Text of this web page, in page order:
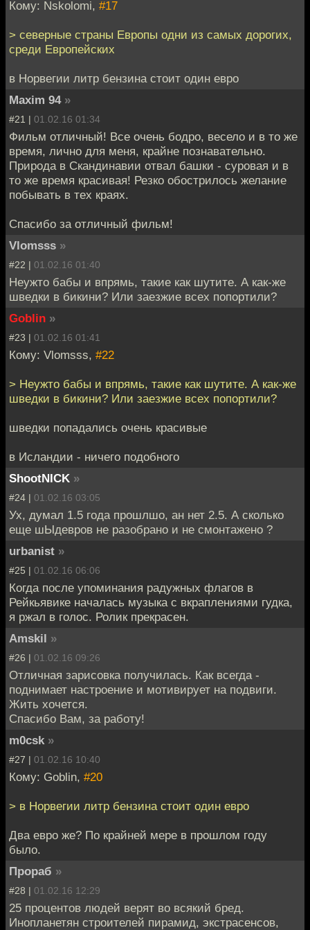
Кому: Nskolomi, #17
> северные страны Европы одни из самых дорогих,
среди Европейских
в Норвегии литр бензина стоит один евро
Maxim 94 »
#21 | 01.02.16 01:34
Фильм отличный! Все очень бодро, весело и в то же
время, лично для меня, крайне познавательно.
Природа в Скандинавии отвал башки - суровая и в
то же время красивая! Резко обострилось желание
побывать в тех краях.
Спасибо за отличный фильм!
Vlomsss »
#22 | 01.02.16 01:40
Неужто бабы и впрямь, такие как шутите. А как-же
шведки в бикини? Или заезжие всех попортили?
Goblin »
#23 | 01.02.16 01:41
Кому: Vlomsss, #22
> Неужто бабы и впрямь, такие как шутите. А как-же
шведки в бикини? Или заезжие всех попортили?
шведки попадались очень красивые
в Исландии - ничего подобного
ShootNICK »
#24 | 01.02.16 03:05
Ух, думал 1.5 года прошлшо, ан нет 2.5. А сколько
еще шЫдевров не разобрано и не смонтажено ?
urbanist »
#25 | 01.02.16 06:06
Когда после упоминания радужных флагов в
Рейкьявике началась музыка с вкраплениями гудка,
я ржал в голос. Ролик прекрасен.
Amskil »
#26 | 01.02.16 09:26
Отличная зарисовка получилась. Как всегда -
поднимает настроение и мотивирует на подвиги.
Жить хочется.
Спасибо Вам, за работу!
m0csk »
#27 | 01.02.16 10:40
Кому: Goblin, #20
> в Норвегии литр бензина стоит один евро
Два евро же? По крайней мере в прошлом году
было.
Прораб »
#28 | 01.02.16 12:29
25 процентов людей верят во всякий бред.
Инопланетян строителей пирамид, экстрасенсов,